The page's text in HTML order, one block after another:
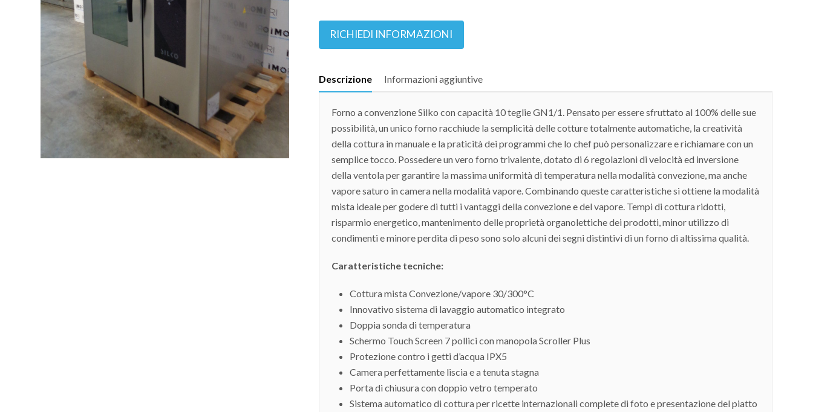
RICHIEDI INFORMAZIONI
Descrizione Informazioni aggiuntive
Forno a convenzione Silko con capacità 10 teglie GN1/1. Pensato per essere sfruttato al 100% delle sue
possibilità, un unico forno racchiude la semplicità delle cotture totalmente automatiche, la creatività
della cottura in manuale e la praticità dei programmi che lo chef può personalizzare e richiamare con un
semplice tocco. Possedere un vero forno trivalente, dotato di 6 regolazioni di velocità ed inversione
della ventola per garantire la massima uniformità di temperatura nella modalità convezione, ma anche
vapore saturo in camera nella modalità vapore. Combinando queste caratteristiche si ottiene la modalità
mista ideale per godere di tutti i vantaggi della convezione e del vapore. Tempi di cottura ridotti,
risparmio energetico, mantenimento delle proprietà organolettiche dei prodotti, minor utilizzo di
condimenti e minore perdita di peso sono solo alcuni dei segni distintivi di un forno di altissima qualità.
Caratteristiche tecniche:
Cottura mista Convezione/vapore 30/300°C
Innovativo sistema di lavaggio automatico integrato
Doppia sonda di temperatura
Schermo Touch Screen 7 pollici con manopola Scroller Plus
Protezione contro i getti d’acqua IPX5
Camera perfettamente liscia e a tenuta stagna
Porta di chiusura con doppio vetro temperato
Sistema automatico di cottura per ricette internazionali complete di foto e presentazione del piatto